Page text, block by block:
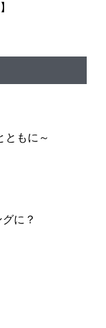
ともに～
に？